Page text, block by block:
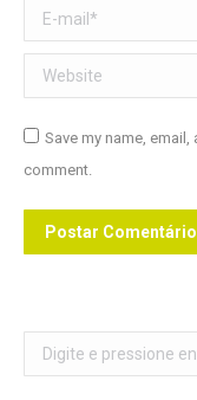
E-mail *
Website
Save my name,
comment.
Postar Comentário
Search: